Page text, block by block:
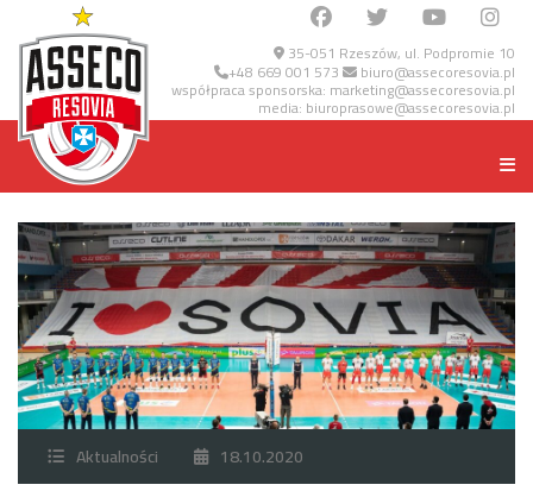
35-051 Rzeszów, ul. Podpromie 10
+48 669 001 573 biuro@assecoresovia.pl
współpraca sponsorska: marketing@assecoresovia.pl
media: biuroprasowe@assecoresovia.pl
Aktualności 18.10.2020